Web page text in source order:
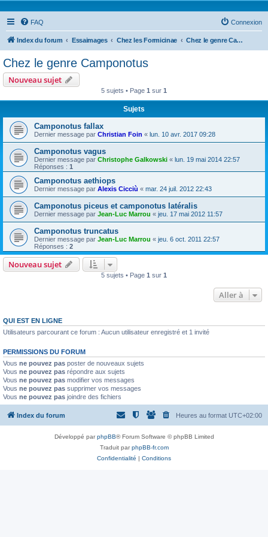
FAQ Connexion
Index du forum Essaimages Chez les Formicinae Chez le genre Camponotus
Chez le genre Camponotus
Nouveau sujet
5 sujets • Page 1 sur 1
Sujets
Camponotus fallax
Dernier message par Christian Foin « lun. 10 avr. 2017 09:28
Camponotus vagus
Dernier message par Christophe Galkowski « lun. 19 mai 2014 22:57
Réponses : 1
Camponotus aethiops
Dernier message par Alexis Cicciù « mar. 24 juil. 2012 22:43
Camponotus piceus et camponotus latéralis
Dernier message par Jean-Luc Marrou « jeu. 17 mai 2012 11:57
Camponotus truncatus
Dernier message par Jean-Luc Marrou « jeu. 6 oct. 2011 22:57
Réponses : 2
Nouveau sujet
5 sujets • Page 1 sur 1
Aller à
QUI EST EN LIGNE
Utilisateurs parcourant ce forum : Aucun utilisateur enregistré et 1 invité
PERMISSIONS DU FORUM
Vous ne pouvez pas poster de nouveaux sujets
Vous ne pouvez pas répondre aux sujets
Vous ne pouvez pas modifier vos messages
Vous ne pouvez pas supprimer vos messages
Vous ne pouvez pas joindre des fichiers
Index du forum Heures au format UTC+02:00
Développé parphpBB® Forum Software © phpBB Limited
Traduit parphpBB-fr.com
Confidentialité | Conditions